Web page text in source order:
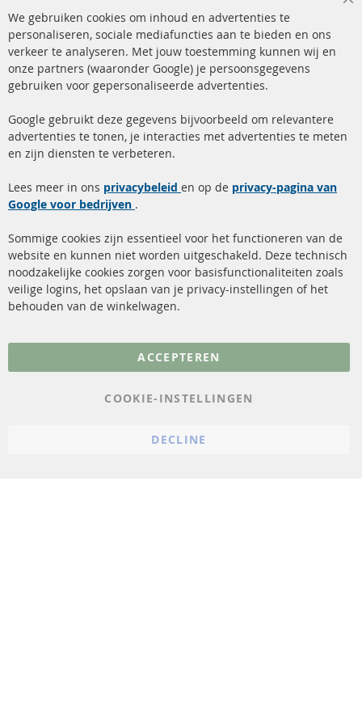
+49 (0) 4533 799 00 0
ma-do: 09-17 u, vr Fr 09-16 u
info@contra-automotive.de
facebook
instagram
Snelle links
Roetfilter reiniging
Katalysator (KAT)
sensoren
FAQ
Kundenservice
Verzendingskosten
Contact
Annuleer contract
Gegevensbescherming
We gebruiken cookies om inhoud en advertenties te
personaliseren, sociale mediafuncties aan te bieden en ons
verkeer te analyseren. Met jouw toestemming kunnen wij en
onze partners (waaronder Google) je persoonsgegevens
gebruiken voor gepersonaliseerde advertenties.
Google gebruikt deze gegevens bijvoorbeeld om relevantere
advertenties te tonen, je interacties met advertenties te meten
en zijn diensten te verbeteren.
Lees meer in ons privacybeleid en op de privacy-pagina van
Google voor bedrijven .
Sommige cookies zijn essentieel voor het functioneren van de
website en kunnen niet worden uitgeschakeld. Deze technisch
noodzakelijke cookies zorgen voor basisfunctionaliteiten zoals
veilige logins, het opslaan van je privacy-instellingen of het
behouden van de winkelwagen.
ACCEPTEREN
COOKIE-INSTELLINGEN
DECLINE